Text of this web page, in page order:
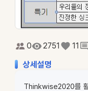
0 2751 11
상세설명
Thinkwise2020를 활